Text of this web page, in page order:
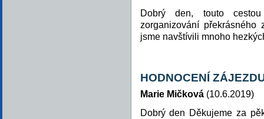
Dobrý den, touto
zorganizování
jsme navštívili mnoho
HODNOCENÍ
Marie Mičková(10.6.2019)
Dobrý den Děkujeme za